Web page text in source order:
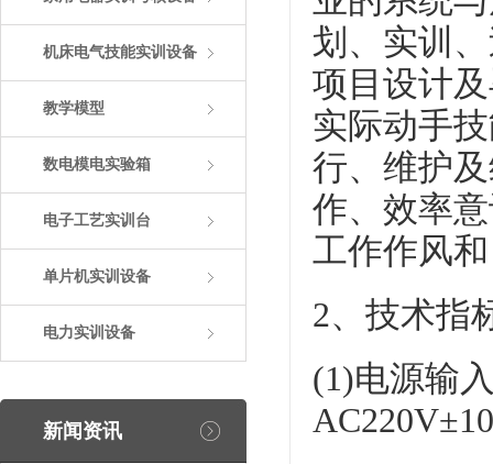
机床电气技能实训设备
教学模型
数电模电实验箱
电子工艺实训台
单片机实训设备
电力实训设备
新闻资讯
划、实训
项目设计
实际动手
行、维护
作、效率
工作作风
2、技术指
(1)电源输